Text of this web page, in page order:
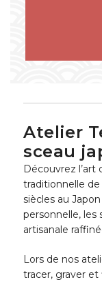
Atelier
sceau
Découvrez l’art
traditionnelle de
siècles au
personnelle, les
artisanale
Lors de nos
tracer, graver